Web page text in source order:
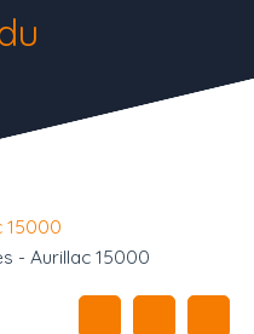
15000
- Aurillac 15000